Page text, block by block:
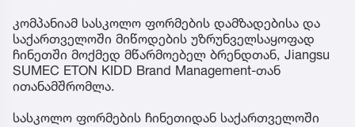
კომპანიამ სასკოლო ფორმების დამზადებისა და
საქართველოში მიწოდების უზრუნველსაყოფად
ჩინეთში მოქმედ მწარმოებელ ბრენდთან, Jiangsu
SUMEC ETON KIDD Brand Management-თან
ითანამშრომლა.
სასკოლო ფორმების ჩინეთიდან საქართველოში